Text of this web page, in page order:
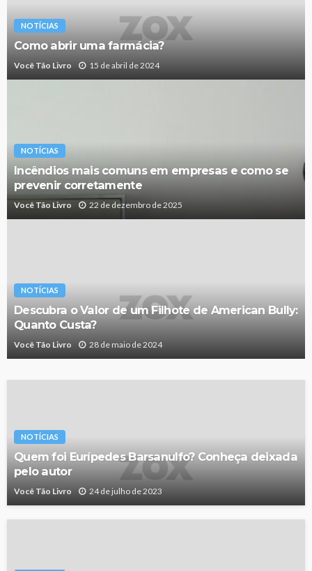
NOTÍCIAS
Como abrir uma farmácia?
Você Tão Livro 15 de abril de 2024
NOTÍCIAS
Incêndios mais comuns em empresas e como se
prevenir corretamente
Você Tão Livro 22 de dezembro de 2025
NOTÍCIAS
Descubra o Valor de um Filhote de American Bully:
Quanto Custa?
Você Tão Livro 28 de maio de 2024
NOTÍCIAS
Quem foi Eurípedes Barsanulfo? Conheça deixada
pelo autor
Você Tão Livro 24 de julho de 2023